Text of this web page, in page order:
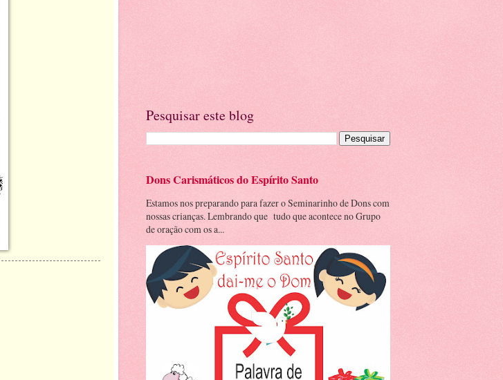
Pesquisar este blog
Dons Carismáticos do Espírito Santo
Estamos nos preparando para fazer o Seminarinho de Dons com
nossas crianças. Lembrando que tudo que acontece no Grupo
de oração com os a...